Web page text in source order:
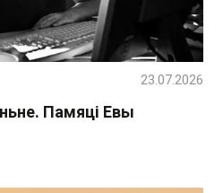
Памяці Евы
23.07.2026